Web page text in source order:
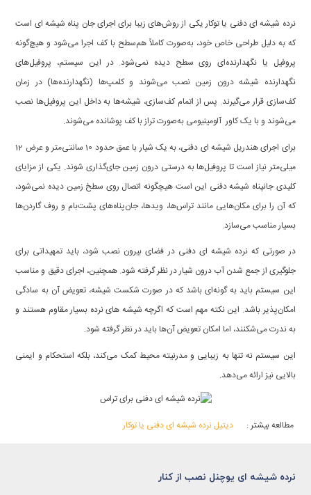
نرده شیشه ای دفنی یا توکار یکی از روش‌های زیبا برای اجرای جان پناه شیشه ای است
که به دلیل طراحی خاص خود، به‌صورت کاملاً هم‌سطح با کف اجرا می‌شود و هیچ‌گونه
پروفیل یا نگهدارنده‌ای روی سطح دیده نمی‌شود. در این سیستم، پروفیل‌های
نگهدارنده شیشه درون زمین نصب می‌شوند و کلمپ‌ها (نگهدارنده‌ها) در زمان
کف‌سازی قرار می‌گیرند. پس از اتمام کف‌سازی، شیشه‌ها به داخل این پروفیل‌ها نصب
می‌شوند و با یک کاور آلومینیومی به‌صورت تراز با کف پوشانده می‌شوند.
برای اجرای هندریل شیشه ای دفنی، به یک شیار با عمق حدود 10 سانتی‌متر و عرض 12
میلی‌متر نیاز است تا پروفیل‌ها به درستی درون زمین جای‌گذاری شوند. یکی از مزایای
کلیدی جانپناه شیشه دفنی این است هیچگونه اتصال روی سطخ زمین دیده نمی‌شود،
که آن را برای مکان‌هایی مانند تراس‌ها، ویدها، جان‌پناه‌های پشت‌بام و روف گاردن‌ها
بسیار مناسب می‌سازد.
در صورتی که نرده شیشه ای دفنی در فضای بیرون نصب شود، باید تمهیداتی برای
جلوگیری از جمع شدن آب درون شیار در نظر گرفته شود. همچنین، اجرای دقیق و مناسب
این سیستم باید به گونه‌ای باشد که در صورت شکست شیشه، تعویض آن به سادگی
امکان‌پذیر باشد. این نکته مهم است که اگرچه شیشه های نرده بسیار مقاوم هستند و
به ندرت می‌شکنند، اما امکان تعویض آن‌ها باید در نظر گرفته شود.
این سیستم نه تنها به زیبایی و مدرنیته محیط کمک می‌کند، بلکه استحکام و ایمنی
بالایی نیز ارائه می‌دهد.
مطالعه بیشتر : دیتیل نرده شیشه ای دفنی یا توکار
نرده شیشه ای یوچنل نصب از کنار